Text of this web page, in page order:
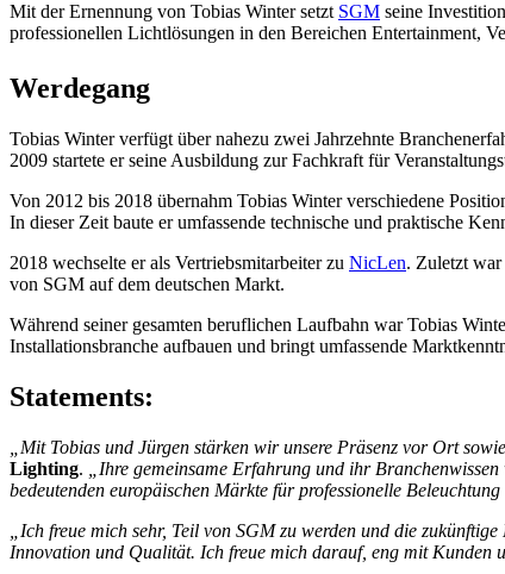
Mit der Ernennung von Tobias Winter setzt SGM seine
professionellen Lichtlösungen in den Bereichen Entertainment,
Werdegang
Tobias Winter verfügt über nahezu zwei Jahrzehnte
2009 startete er seine Ausbildung zur Fachkraft für
Von 2012 bis 2018 übernahm Tobias Winter verschiedene
In dieser Zeit baute er umfassende technische und praktische
2018 wechselte er als Vertriebsmitarbeiter zu NicLen. Zuletzt
von SGM auf dem deutschen Markt.
Während seiner gesamten beruflichen Laufbahn war Tobias
Installationsbranche aufbauen und bringt umfassende
Statements:
„Mit Tobias und Jürgen stärken wir unsere Präsenz vor Ort
Lighting.
„Ihre gemeinsame Erfahrung und ihr
bedeutenden europäischen Märkte für professionelle Beleuchtung
„Ich freue mich sehr, Teil von SGM zu werden und die
Innovation und Qualität. Ich freue mich darauf, eng mit Kunden